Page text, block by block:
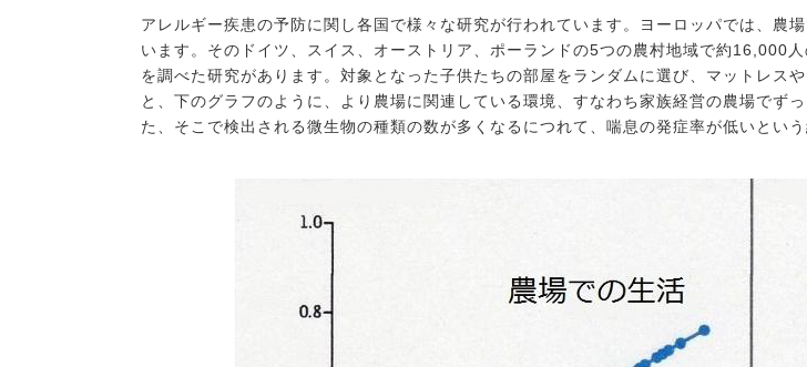
アレルギー疾患の予防に関し各国で様々な研究が行われています。ヨーロッパでは、農
います。そのドイツ、スイス、オーストリア、ポーランドの5つの農村地域で約16,000
を調べた研究があります。対象となった子供たちの部屋をランダムに選び、マットレス
と、下のグラフのように、より農場に関連している環境、すなわち家族経営の農場でず
た、そこで検出される微生物の種類の数が多くなるにつれて、喘息の発症率が低いとい